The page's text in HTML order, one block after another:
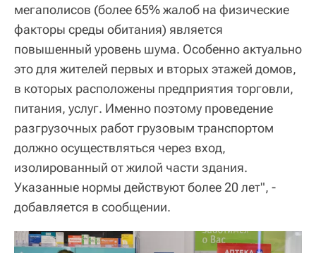
мегаполисов (более 65% жалоб на физические
факторы среды обитания) является
повышенный уровень шума. Особенно актуально
это для жителей первых и вторых этажей домов,
в которых расположены предприятия торговли,
питания, услуг. Именно поэтому проведение
разгрузочных работ грузовым транспортом
должно осуществляться через вход,
изолированный от жилой части здания.
Указанные нормы действуют более 20 лет", -
добавляется в сообщении.